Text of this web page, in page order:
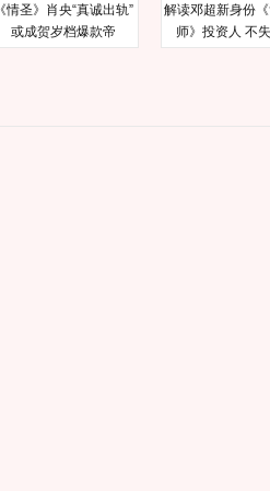
《情圣》肖央“真诚出轨”
或成贺岁档爆款帝
解读邓超新身份
师》投资人 不